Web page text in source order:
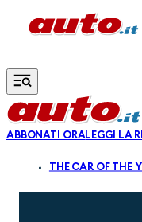
Vai al contenuto principale
ABBONATI ORALEGGI LA
THE CAR OF THE